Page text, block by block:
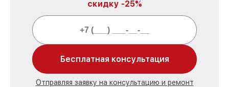
скидку -25%
Бесплатная консультация
Отправляя заявку на консультацию и ремонт